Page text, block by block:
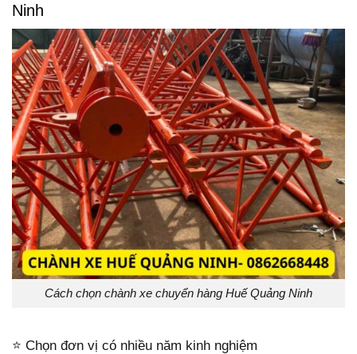
Ninh
Cách chọn chành xe chuyển hàng Huế Quảng Ninh
⭐ Chọn đơn vị có nhiều năm kinh nghiệm